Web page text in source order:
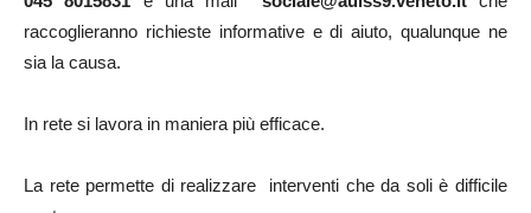
raccoglieranno richieste informative e di aiuto, qualunque ne
sia la causa.
In rete si lavora in maniera più efficace.
La rete permette di realizzare interventi che da soli è difficile